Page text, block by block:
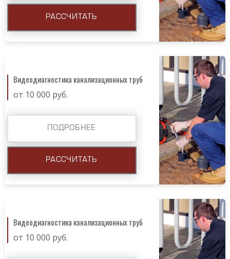
РАССЧИТАТЬ
Видеодиагностика канализационных труб
от 10 000 руб.
ПОДРОБНЕЕ
РАССЧИТАТЬ
Видеодиагностика канализационных труб
от 10 000 руб.